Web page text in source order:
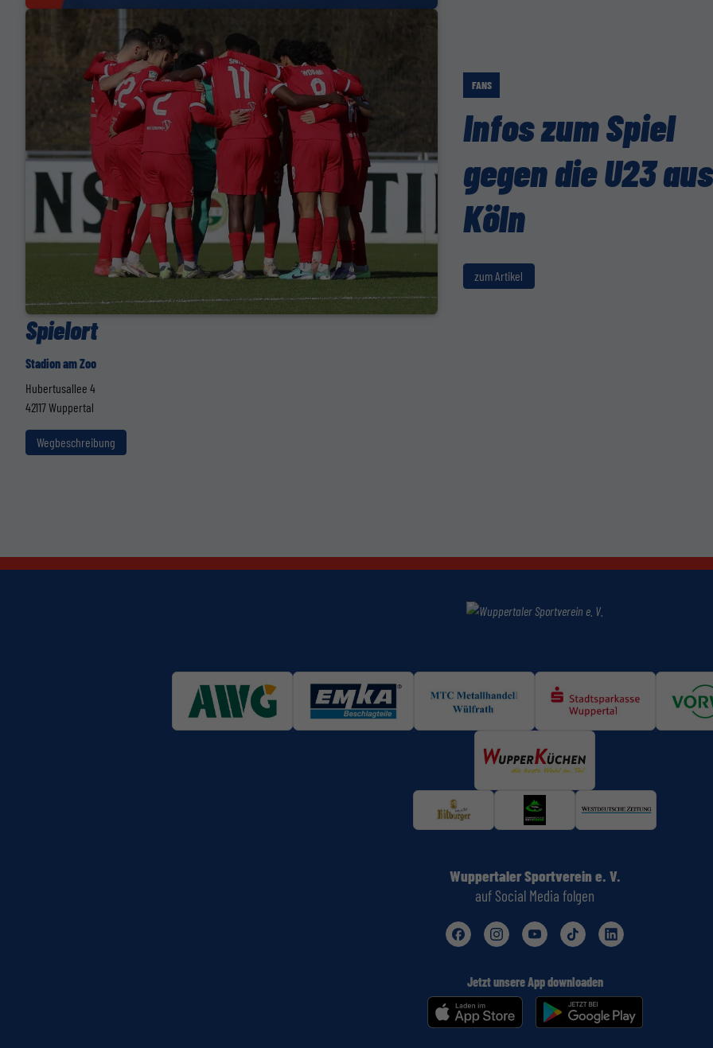
FANS
Infos zum Spiel
gegen die U23 aus
Köln
zum Artikel
Spielort
Stadion am Zoo
Hubertusallee 4
42117 Wuppertal
Wegbeschreibung
Wuppertaler Sportverein e. V.
auf Social Media folgen
Jetzt unsere App downloaden